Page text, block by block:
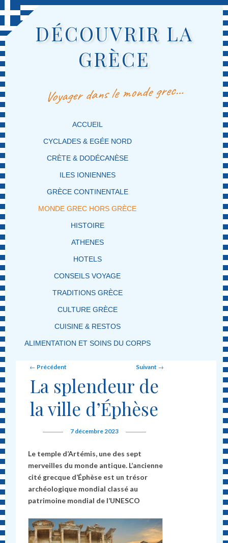
DÉCOUVRIR LA
GRÈCE
Voyager dans le monde grec…
MENU PRINCIPAL
MASQUER LA NAVIGATION PRINCIPALE
MASQUER LA NAVIGATION SECONDAIRE
ACCUEIL
CYCLADES & EGÉE NORD
CRÈTE & DODÉCANÈSE
ILES IONIENNES
GRÈCE CONTINENTALE
MONDE GREC HORS GRÈCE
HISTOIRE
ATHENES
HOTELS
CONSEILS VOYAGE
TRADITIONS GRÈCE
CULTURE GRÈCE
CUISINE & RESTOS
ALIMENTATION ET SOINS DU CORPS
Post navigation
← Précédent Suivant →
La splendeur de
la ville d’Éphèse
7 décembre 2023
Le temple d’Artémis, une des sept
merveilles du monde antique. L’ancienne
cité grecque d’Éphèse est un trésor
archéologique mondial classé au
patrimoine mondial de l’UNESCO